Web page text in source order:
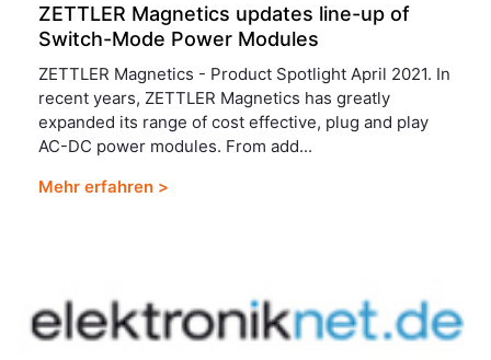
ZETTLER Magnetics updates line-up of
Switch-Mode Power Modules
ZETTLER Magnetics - Product Spotlight April 2021. In
recent years, ZETTLER Magnetics has greatly
expanded its range of cost effective, plug and play
AC-DC power modules. From add...
Mehr erfahren >